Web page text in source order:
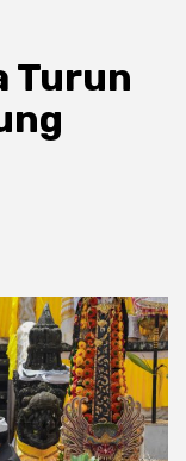
Turun